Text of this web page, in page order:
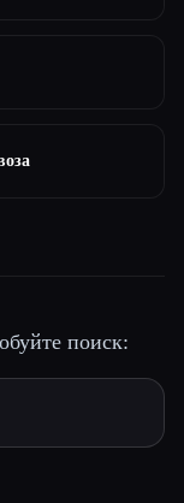
поиск: